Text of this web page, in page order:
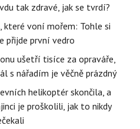
tak zdravé, jak se tvrdí?
voní mořem: Tohle si
přijde první vedro
ušetří tisíce za opraváře,
s nářadím je věčně prázdný
helikoptér skončila, a
je proškolili, jak to nikdy